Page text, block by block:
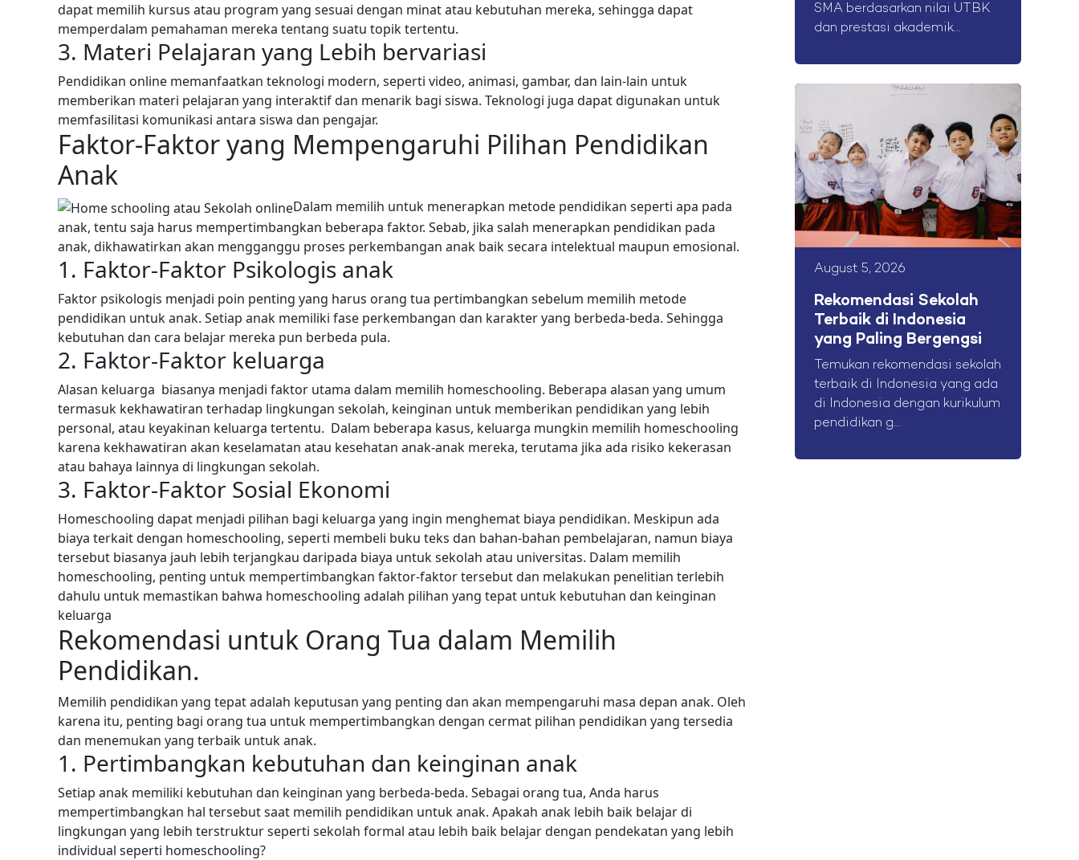
dapat memilih kursus atau program yang sesuai dengan minat atau kebutuhan mereka, sehingga dapat
memperdalam pemahaman mereka tentang suatu topik tertentu.
3. Materi Pelajaran yang Lebih bervariasi
Pendidikan online memanfaatkan teknologi modern, seperti video, animasi, gambar, dan lain-lain untuk
memberikan materi pelajaran yang interaktif dan menarik bagi siswa. Teknologi juga dapat digunakan untuk
memfasilitasi komunikasi antara siswa dan pengajar.
Faktor-Faktor yang Mempengaruhi Pilihan Pendidikan
Anak
Dalam memilih untuk menerapkan metode pendidikan seperti apa pada
anak, tentu saja harus mempertimbangkan beberapa faktor. Sebab, jika salah menerapkan pendidikan pada
anak, dikhawatirkan akan mengganggu proses perkembangan anak baik secara intelektual maupun emosional.
1. Faktor-Faktor Psikologis anak
Faktor psikologis menjadi poin penting yang harus orang tua pertimbangkan sebelum memilih metode
pendidikan untuk anak. Setiap anak memiliki fase perkembangan dan karakter yang berbeda-beda. Sehingga
kebutuhan dan cara belajar mereka pun berbeda pula.
2. Faktor-Faktor keluarga
Alasan keluarga biasanya menjadi faktor utama dalam memilih homeschooling. Beberapa alasan yang umum
termasuk kekhawatiran terhadap lingkungan sekolah, keinginan untuk memberikan pendidikan yang lebih
personal, atau keyakinan keluarga tertentu. Dalam beberapa kasus, keluarga mungkin memilih homeschooling
karena kekhawatiran akan keselamatan atau kesehatan anak-anak mereka, terutama jika ada risiko kekerasan
atau bahaya lainnya di lingkungan sekolah.
3. Faktor-Faktor Sosial Ekonomi
Homeschooling dapat menjadi pilihan bagi keluarga yang ingin menghemat biaya pendidikan. Meskipun ada
biaya terkait dengan homeschooling, seperti membeli buku teks dan bahan-bahan pembelajaran, namun biaya
tersebut biasanya jauh lebih terjangkau daripada biaya untuk sekolah atau universitas. Dalam memilih
homeschooling, penting untuk mempertimbangkan faktor-faktor tersebut dan melakukan penelitian terlebih
dahulu untuk memastikan bahwa homeschooling adalah pilihan yang tepat untuk kebutuhan dan keinginan
keluarga
Rekomendasi untuk Orang Tua dalam Memilih
Pendidikan.
Memilih pendidikan yang tepat adalah keputusan yang penting dan akan mempengaruhi masa depan anak. Oleh
karena itu, penting bagi orang tua untuk mempertimbangkan dengan cermat pilihan pendidikan yang tersedia
dan menemukan yang terbaik untuk anak.
1. Pertimbangkan kebutuhan dan keinginan anak
Setiap anak memiliki kebutuhan dan keinginan yang berbeda-beda. Sebagai orang tua, Anda harus
mempertimbangkan hal tersebut saat memilih pendidikan untuk anak. Apakah anak lebih baik belajar di
lingkungan yang lebih terstruktur seperti sekolah formal atau lebih baik belajar dengan pendekatan yang lebih
individual seperti homeschooling?
SMA berdasarkan nilai UTBK
dan prestasi akademik...
August 5, 2026
Rekomendasi Sekolah
Terbaik di Indonesia
yang Paling Bergengsi
Temukan rekomendasi sekolah
terbaik di Indonesia yang ada
di Indonesia dengan kurikulum
pendidikan g...